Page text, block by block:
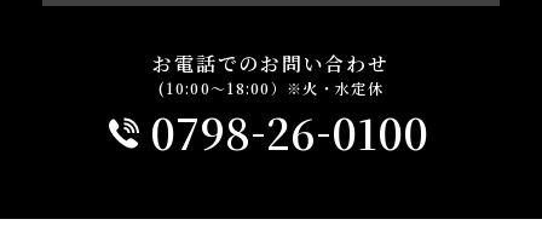
お電話でのお問い合わせ
(10:00～18:00）※火・水定休
0798-26-0100